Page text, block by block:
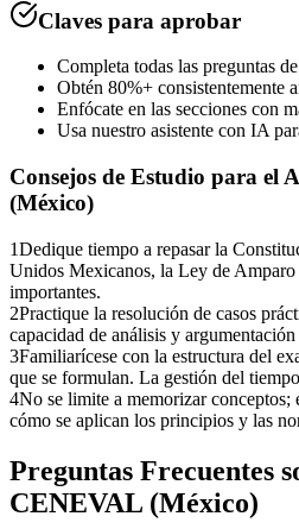
Claves para aprobar
Completa todas las preguntas
Obtén 80%+ consistentemente
Enfócate en las secciones con
Usa nuestro asistente con IA
Consejos de Estudio para el
(México)
1Dedique tiempo a repasar la
Unidos Mexicanos, la Ley de Amparo
importantes.
2Practique la resolución de casos
capacidad de análisis y
3Familiarícese con la estructura del
que se formulan. La gestión del
4No se limite a memorizar conceptos;
cómo se aplican los principios y las
Preguntas Frecuentes
CENEVAL (México)